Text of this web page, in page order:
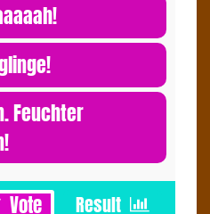
Feuchter